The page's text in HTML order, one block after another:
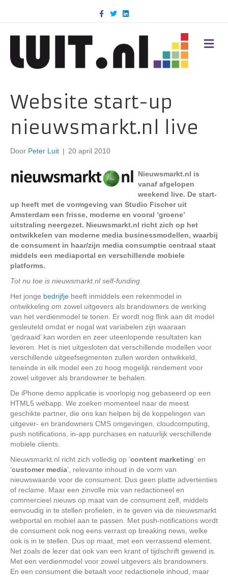
c
k
T
w
i
n
d
M
E
Website start-up
nieuwsmarkt.nl live
Door Peter Luit | 20 april 2010
Nieuwsmarkt.nl is
vanaf afgelopen
weekend live. De start-
up heeft met de vormgeving van Studio Fischer uit
Amsterdam een frisse, moderne en vooral ‘groene’
uitstraling neergezet. Nieuwsmarkt.nl richt zich op het
ontwikkelen van moderne media businessmodellen, waarbij
de consument in haar/zijn media consumptie centraal staat
middels een mediaportal en verschillende mobiele
platforms.
Tot nu toe is nieuwsmarkt.nl self-funding
Het jonge bedrijfje heeft inmiddels een rekenmodel in
ontwikkeling om zowel uitgevers als brandowners de werking
van het verdienmodel te tonen. Er wordt nog flink aan dit model
gesleuteld omdat er nogal wat variabelen zijn waaraan
‘gedraaid’ kan worden en zeer uteenlopende resultaten kan
leveren. Het is niet uitgesloten dat verschillende modellen voor
verschillende uitgeefsegmenten zullen worden ontwikkeld,
teneinde in elk model een zo hoog mogelijk rendement voor
zowel uitgever als brandowner te behalen.
De iPhone demo applicatie is voorlopig nog gebaseerd op een
HTML5 webapp. We zoeken momenteel naar de meest
geschikte partner, die ons kan helpen bij de koppelingen van
uitgever- en brandowners CMS omgevingen, cloudcomputing,
push notifications, in-app purchases en natuurlijk verschillende
mobiele clients.
Nieuwsmarkt.nl richt zich volledig op ‘content marketing‘ en
‘customer media‘, relevante inhoud in de vorm van
nieuwswaarde voor de consument. Dus geen platte advertenties
of reclame. Maar een zinvolle mix van redactioneel en
commercieel nieuws op maat van de consument zelf, middels
eenvoudig in te stellen profielen, in te geven via de nieuwsmarkt
webportal en mobiel aan te passen. Met push-notifications wordt
de consument ook nog eens verrast op breaking news, welke
ook is in te stellen. Dus op maat, met een verrassend element.
Net zoals de lezer dat ook van een krant of tijdschrift gewend is.
Met een verdienmodel voor zowel uitgevers als brandowners.
En een consument die betaalt voor redactionele inhoud, maar